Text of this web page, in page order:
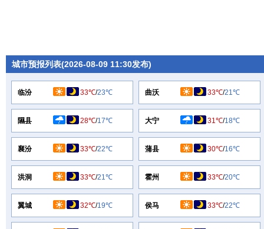
城市预报列表(2026-08-09 11:30发布)
临汾 33℃/23℃ 曲沃 33℃/21℃
隰县 28℃/17℃ 大宁 31℃/18℃
襄汾 33℃/22℃ 蒲县 30℃/16℃
洪洞 33℃/21℃ 霍州 33℃/20℃
翼城 32℃/19℃ 侯马 33℃/22℃